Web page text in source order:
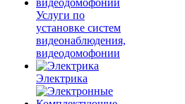
Услуги по
установке систем
видеонаблюдения,
видеодомофонии
Электрика